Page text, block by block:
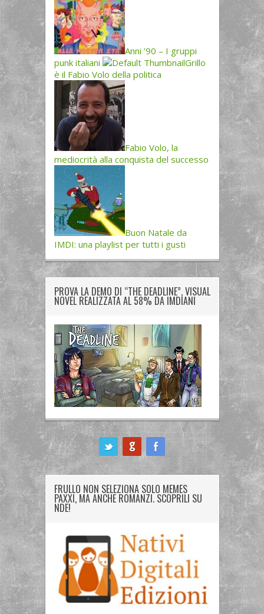
Anni ’90 – I gruppi
punk italiani
Grillo
è il Fabio Volo della politica
Fabio Volo, la
mediocrità alla conquista del successo
Buon Natale da
IMDI: una playlist per tutti i gusti
PROVA LA DEMO DI “THE DEADLINE”, VISUAL
NOVEL REALIZZATA AL 58% DA IMDIANI
FRULLO NON SELEZIONA SOLO MEMES
PAXXI, MA ANCHE ROMANZI. SCOPRILI SU
NDE!